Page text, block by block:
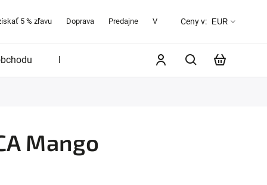
5 % zľavu Doprava Predajne Veľkostná tabuľka O značke
Ceny v: EUR
Blog
Mango